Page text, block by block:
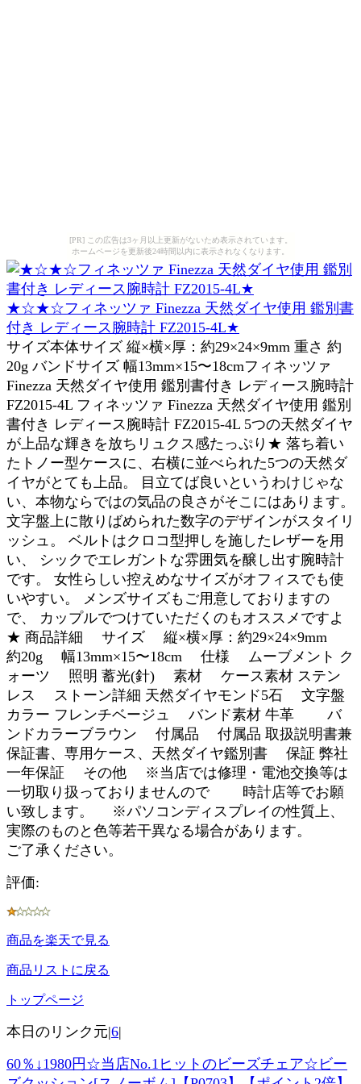
[PR] この広告は3ヶ月以上更新がないため表示されています。
ホームページを更新後24時間以内に表示されなくなります。
★☆★☆フィネッツァ Finezza 天然ダイヤ使用 鑑別書
付き レディース腕時計 FZ2015-4L★
サイズ本体サイズ 縦×横×厚：約29×24×9mm 重さ 約
20g バンドサイズ 幅13mm×15〜18cmフィネッツァ
Finezza 天然ダイヤ使用 鑑別書付き レディース腕時計
FZ2015-4L フィネッツァ Finezza 天然ダイヤ使用 鑑別
書付き レディース腕時計 FZ2015-4L 5つの天然ダイヤ
が上品な輝きを放ちリュクス感たっぷり★ 落ち着い
たトノー型ケースに、右横に並べられた5つの天然ダ
イヤがとても上品。 目立てば良いというわけじゃな
い、本物ならではの気品の良さがそこにはあります。
文字盤上に散りばめられた数字のデザインがスタイリ
ッシュ。 ベルトはクロコ型押しを施したレザーを用
い、 シックでエレガントな雰囲気を醸し出す腕時計
です。 女性らしい控えめなサイズがオフィスでも使
いやすい。 メンズサイズもご用意しておりますの
で、 カップルでつけていただくのもオススメですよ
★ 商品詳細 サイズ 縦×横×厚：約29×24×9mm
約20g 幅13mm×15〜18cm 仕様 ムーブメント ク
ォーツ 照明 蓄光(針) 素材 ケース素材 ステン
レス ストーン詳細 天然ダイヤモンド5石 文字盤
カラー フレンチベージュ バンド素材 牛革 バ
ンドカラーブラウン 付属品 付属品 取扱説明書兼
保証書、専用ケース、天然ダイヤ鑑別書 保証 弊社
一年保証 その他 ※当店では修理・電池交換等は
一切取り扱っておりませんので 時計店等でお願
い致します。 ※パソコンディスプレイの性質上、
実際のものと色等若干異なる場合があります。
ご了承ください。
評価:
商品を楽天で見る
商品リストに戻る
トップページ
本日のリンク元|6|
60％↓1980円☆当店No.1ヒットのビーズチェア☆ビー